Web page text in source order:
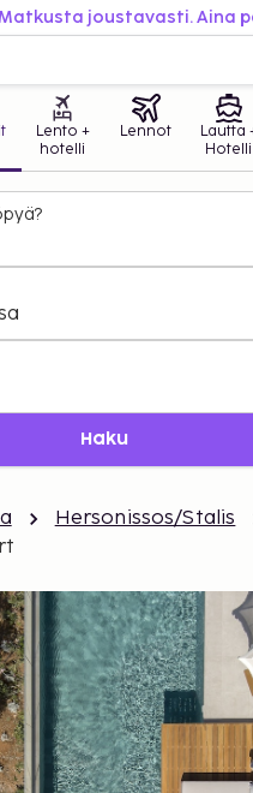
Lento +
hotelli
Lennot
Lautta
Hotelli
Haku
Hersonissos/Stalis